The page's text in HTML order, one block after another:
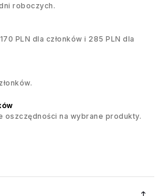
roboczych.
PLN dla członków i 285 PLN dla
oszczędności na wybrane produkty.